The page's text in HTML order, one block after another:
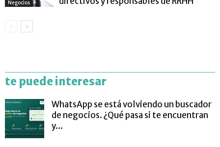
Negocios
te puede interesar
WhatsApp se está volviendo un buscador
de negocios. ¿Qué pasa si te encuentran
y...